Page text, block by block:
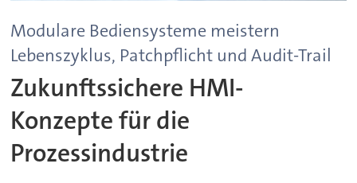
Modulare Bediensysteme meistern
Lebenszyklus, Patchpflicht und Audit-Trail
Zukunftssichere HMI-
Konzepte für die
Prozessindustrie